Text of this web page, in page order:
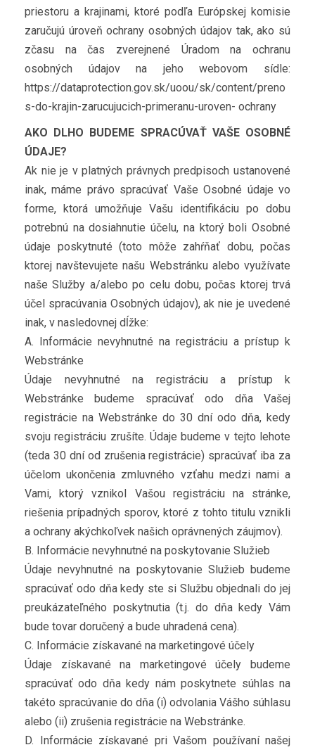
priestoru a krajinami, ktoré podľa Európskej komisie
zaručujú úroveň ochrany osobných údajov tak, ako sú
zčasu na čas zverejnené Úradom na ochranu
osobných údajov na jeho webovom sídle:
https://dataprotection.gov.sk/uoou/sk/content/preno
s-do-krajin-zarucujucich-primeranu-uroven- ochrany
AKO DLHO BUDEME SPRACÚVAŤ VAŠE OSOBNÉ
ÚDAJE?
Ak nie je v platných právnych predpisoch ustanovené
inak, máme právo spracúvať Vaše Osobné údaje vo
forme, ktorá umožňuje Vašu identifikáciu po dobu
potrebnú na dosiahnutie účelu, na ktorý boli Osobné
údaje poskytnuté (toto môže zahŕňať dobu, počas
ktorej navštevujete našu Webstránku alebo využívate
naše Služby a/alebo po celu dobu, počas ktorej trvá
účel spracúvania Osobných údajov), ak nie je uvedené
inak, v nasledovnej dĺžke:
A. Informácie nevyhnutné na registráciu a prístup k
Webstránke
Údaje nevyhnutné na registráciu a prístup k
Webstránke budeme spracúvať odo dňa Vašej
registrácie na Webstránke do 30 dní odo dňa, kedy
svoju registráciu zrušíte. Údaje budeme v tejto lehote
(teda 30 dní od zrušenia registrácie) spracúvať iba za
účelom ukončenia zmluvného vzťahu medzi nami a
Vami, ktorý vznikol Vašou registráciu na stránke,
riešenia prípadných sporov, ktoré z tohto titulu vznikli
a ochrany akýchkoľvek našich oprávnených záujmov).
B. Informácie nevyhnutné na poskytovanie Služieb
Údaje nevyhnutné na poskytovanie Služieb budeme
spracúvať odo dňa kedy ste si Službu objednali do jej
preukázateľného poskytnutia (t.j. do dňa kedy Vám
bude tovar doručený a bude uhradená cena).
C. Informácie získavané na marketingové účely
Údaje získavané na marketingové účely budeme
spracúvať odo dňa kedy nám poskytnete súhlas na
takéto spracúvanie do dňa (i) odvolania Vášho súhlasu
alebo (ii) zrušenia registrácie na Webstránke.
D. Informácie získavané pri Vašom používaní našej